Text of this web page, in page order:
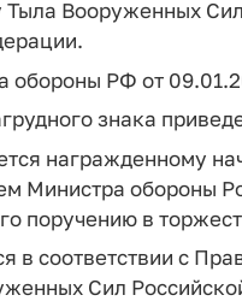
Тыла Вооруженных
обороны РФ от
знака
награжденному
Министра обороны
поручению в
в соответствии с
Сил